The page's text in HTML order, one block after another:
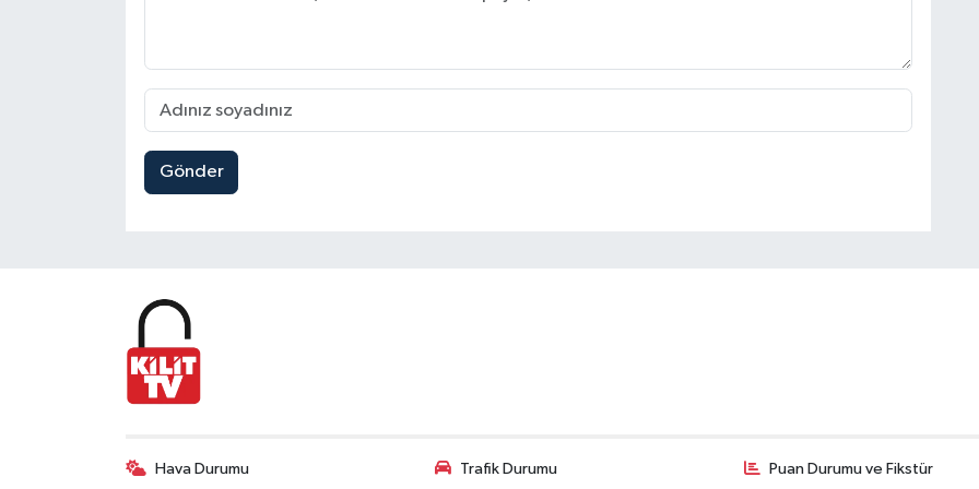
Gönder
Hava Durumu Trafik Durumu Puan Durumu ve Fikstür